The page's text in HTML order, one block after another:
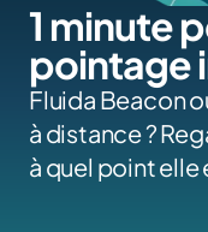
1 minute
pointage
Fluida Beacon
à distance ?
à quel point